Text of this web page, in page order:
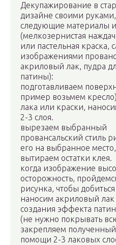
Декупажирование в
дизайне своими
следующие материалы
(мелкозернистая
или пастельная краска,
изображениями
акриловый лак, пудра
патины):
подготавливаем
пример возьмем
лака или краски,
2-3 слоя.
вырезаем выбранный
провансальский стиль
его на выбранное
вытираем остатки клея.
когда изображение
осторожность,
рисунка, чтобы
наносим акриловый лак
создания эффекта
(не нужно покрывать
закрепляем
помощи 2-3 лаковых